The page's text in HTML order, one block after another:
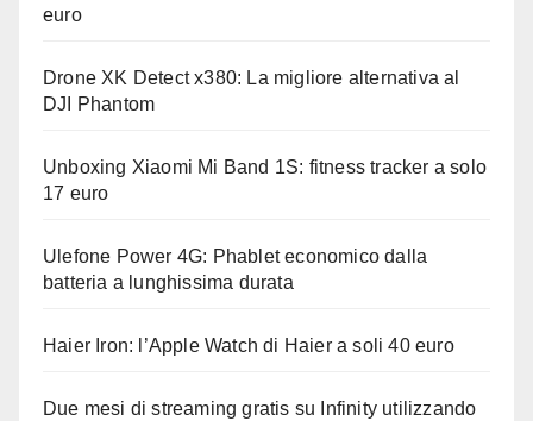
euro
Drone XK Detect x380: La migliore alternativa al
DJI Phantom
Unboxing Xiaomi Mi Band 1S: fitness tracker a solo
17 euro
Ulefone Power 4G: Phablet economico dalla
batteria a lunghissima durata
Haier Iron: l’Apple Watch di Haier a soli 40 euro
Due mesi di streaming gratis su Infinity utilizzando